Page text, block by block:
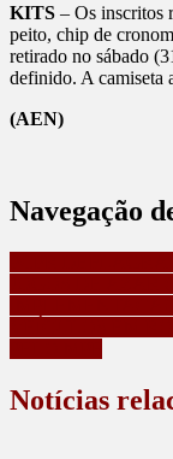
KITS – Os inscritos
peito, chip de
retirado no sábado
definido. A camiseta
(AEN)
Navegação
Notícias